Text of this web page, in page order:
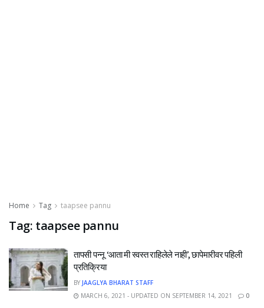
Home Tag taapsee pannu
Tag: taapsee pannu
तापसी पन्नू ‘आता मी स्वस्त राहिलेले नाही’, छापेमारीवर पहिली
प्रतिक्रिया
BY JAAGLYA BHARAT STAFF
MARCH 6, 2021 - UPDATED ON SEPTEMBER 14, 2021
0